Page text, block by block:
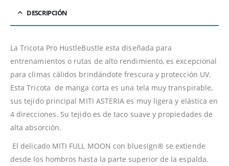
DESCRIPCIÓN
La Tricota Pro HustleBustle esta diseñada para
entrenamientos o rutas de alto rendimiento, es excepcional
para climas cálidos brindándote frescura y protección UV.
Esta Tricota de manga corta es una tela muy transpirable,
sus tejido principal MITI ASTERIA es muy ligera y elástica en
4 direcciones. Su tejido es de taco suave y propiedades de
alta absorción.
El delicado MITI FULL MOON con bluesign® se extiende
desde los hombros hasta la parte superior de la espalda.